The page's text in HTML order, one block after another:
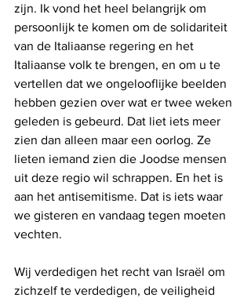
zijn. Ik vond het heel belangrijk om
persoonlijk te komen om de solidariteit
van de Italiaanse regering en het
Italiaanse volk te brengen, en om u te
vertellen dat we ongelooflijke beelden
hebben gezien over wat er twee weken
geleden is gebeurd. Dat liet iets meer
zien dan alleen maar een oorlog. Ze
lieten iemand zien die Joodse mensen
uit deze regio wil schrappen. En het is
aan het antisemitisme. Dat is iets waar
we gisteren en vandaag tegen moeten
vechten.
Wij verdedigen het recht van Israël om
zichzelf te verdedigen, de veiligheid